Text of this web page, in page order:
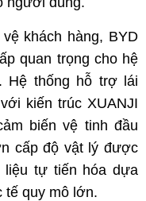
khách hàng, BYD
quan trọng cho hệ
Hệ thống hỗ trợ lái
kiến trúc XUANJI
biến vệ tinh đầu
cấp độ vật lý được
liệu tự tiến hóa dựa
tế quy mô lớn.